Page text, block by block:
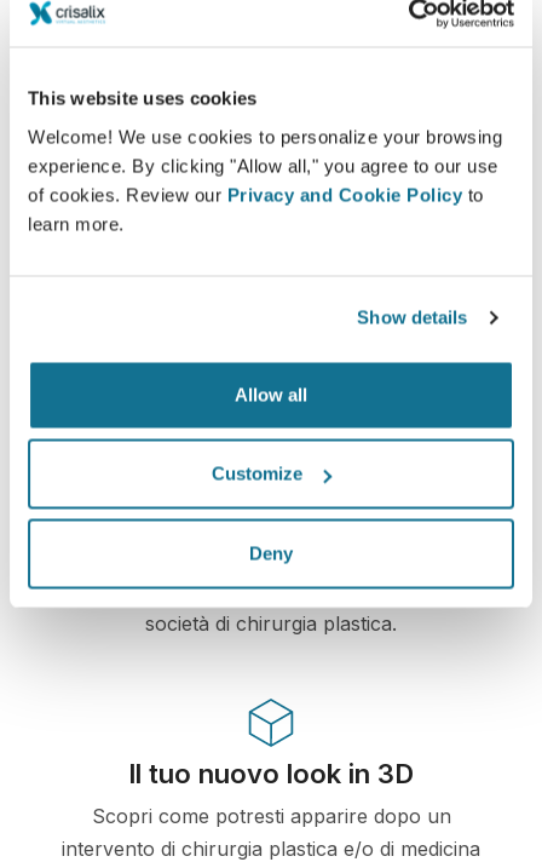
This website uses cookies
Welcome! We use cookies to personalize your browsing
experience. By clicking "Allow all," you agree to our use
of cookies. Review our Privacy and Cookie Policy to
learn more.
Show details
Allow all
Customize
Deny
le tue informazioni rese sicure e protette.
High-Tech
Primo simulatore 3D web-based per chirurgia
plastica e medicina estetica, già utilizzato da
dottori in oltre 100 e raccomandato da diverse
società di chirurgia plastica.
Il tuo nuovo look in 3D
Scopri come potresti apparire dopo un
intervento di chirurgia plastica e/o di medicina